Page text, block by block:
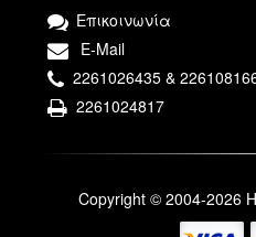
Επικοινωνία
E-Mail
2261026435 &
2261024817
Copyright © 2004-2026